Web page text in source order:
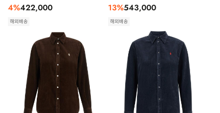
4%422,000
해외배송
13%543,000
해외배송